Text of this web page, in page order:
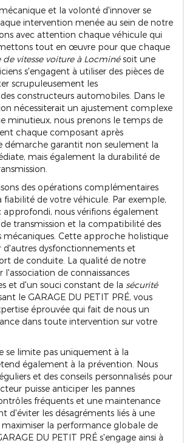
et la volonté d'innover se
intervention menée au sein de notre
avec attention chaque véhicule qui
tout en œuvre pour que chaque
vitesse voiture à Locminésoit une
s'engagent à utiliser des pièces de
scrupuleusement les
constructeurs automobiles. Dans le
nécessiterait un ajustement complexe
minutieux, nous prenons le temps de
chaque composant après
démarche garantit non seulement la
mais également la durabilité de
des opérations complémentaires
fiabilité de votre véhicule. Par exemple,
approfondi, nous vérifions également
transmission et la compatibilité des
mécaniques. Cette approche holistique
d'autres dysfonctionnements et
de conduite. La qualité de notre
l'association de connaissances
et d'un souci constant de la sécurité
le GARAGE DU PETIT PRÉ, vous
éprouvée qui fait de nous un
dans toute intervention sur votre
se limite pas uniquement à la
également à la prévention. Nous
et des conseils personnalisés pour
puisse anticiper les pannes
fréquents et une maintenance
d'éviter les désagréments liés à une
la performance globale de
DU PETIT PRÉ s'engage ainsi à